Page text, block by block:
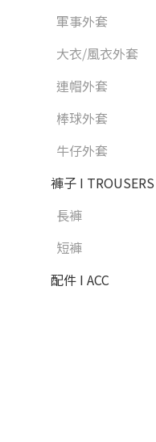
軍事外套
大衣/風衣外套
連帽外套
棒球外套
牛仔外套
褲子 I TROUSERS
長褲
短褲
配件 I ACC